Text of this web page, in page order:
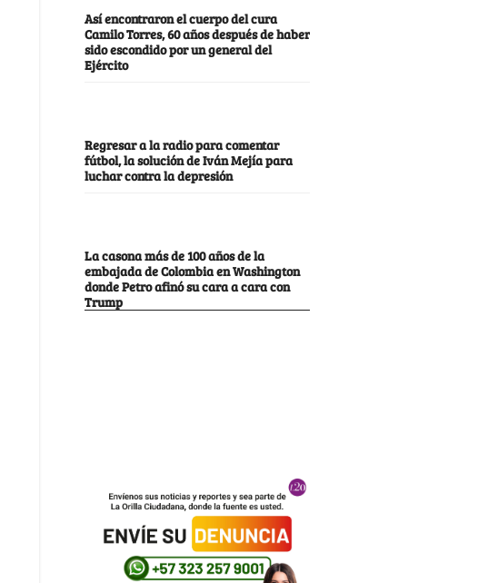
Así encontraron el cuerpo del cura
Camilo Torres, 60 años después de haber
sido escondido por un general del
Ejército
Regresar a la radio para comentar
fútbol, la solución de Iván Mejía para
luchar contra la depresión
La casona más de 100 años de la
embajada de Colombia en Washington
donde Petro afinó su cara a cara con
Trump